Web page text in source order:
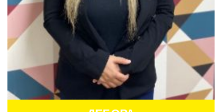
Эквадорка и казашка: идеальное национальное и
латиноамериканское сочетание. Творческая и отличный дизайнер.
Мотивирует своих учеников на лучшее.